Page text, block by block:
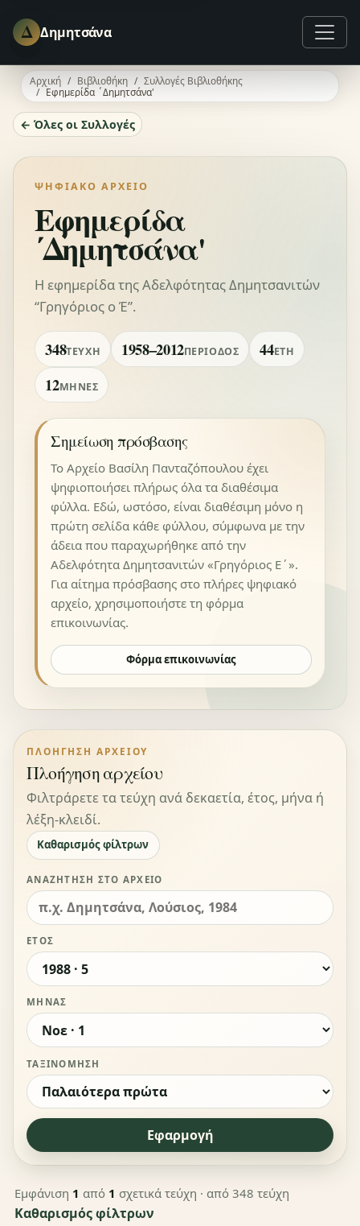
Δ Δημητσάνα
Αρχική Βιβλιοθήκη
Συλλογές Βιβλιοθήκης
Εφημερίδα ΄Δημητσάνα'
← Όλες οι Συλλογές
ΨΗΦΙΑΚΌ ΑΡΧΕΊΟ
Εφημερίδα
΄Δημητσάνα'
Η εφημερίδα της Αδελφότητας Δημητσανιτών
“Γρηγόριος ο Έ”.
348ΤΕΎΧΗ 1958–2012ΠΕΡΊΟΔΟΣ 44ΈΤΗ
12ΜΉΝΕΣ
Σημείωση πρόσβασης
Το Αρχείο Βασίλη Πανταζόπουλου έχει
ψηφιοποιήσει πλήρως όλα τα διαθέσιμα
φύλλα. Εδώ, ωστόσο, είναι διαθέσιμη μόνο η
πρώτη σελίδα κάθε φύλλου, σύμφωνα με την
άδεια που παραχωρήθηκε από την
Αδελφότητα Δημητσανιτών «Γρηγόριος Ε΄».
Για αίτημα πρόσβασης στο πλήρες ψηφιακό
αρχείο, χρησιμοποιήστε τη φόρμα
επικοινωνίας.
Φόρμα επικοινωνίας
ΠΛΟΉΓΗΣΗ ΑΡΧΕΊΟΥ
Πλοήγηση αρχείου
Φιλτράρετε τα τεύχη ανά δεκαετία, έτος, μήνα ή
λέξη-κλειδί.
Καθαρισμός φίλτρων
ΑΝΑΖΉΤΗΣΗ ΣΤΟ ΑΡΧΕΊΟ
ΈΤΟΣ
ΜΉΝΑΣ
ΤΑΞΙΝΌΜΗΣΗ
Εφαρμογή
Εμφάνιση 1 από 1 σχετικά τεύχη · από 348 τεύχη
Καθαρισμός φίλτρων